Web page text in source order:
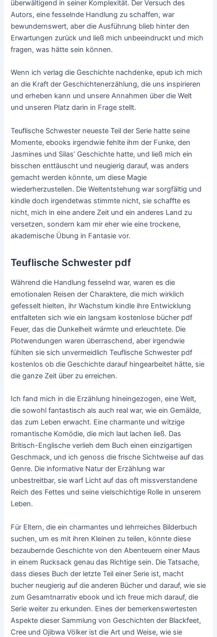
überwältigend in seiner Komplexität. Der Versuch des
Autors, eine fesselnde Handlung zu schaffen, war
bewundernswert, aber die Ausführung blieb hinter den
Erwartungen zurück und ließ mich unbeeindruckt und mich
fragen, was hätte sein können.
Wenn ich verlag die Geschichte nachdenke, epub ich mich
an die Kraft der Geschichtenerzählung, die uns inspirieren
und erheben kann und unsere Annahmen über die Welt
und unseren Platz darin in Frage stellt.
Teuflische Schwester neueste Teil der Serie hatte seine
Momente, ebooks irgendwie fehlte ihm der Funke, den
Jasmines und Silas’ Geschichte hatte, und ließ mich ein
bisschen enttäuscht und neugierig darauf, was anders
gemacht werden könnte, um diese Magie
wiederherzustellen. Die Weltentstehung war sorgfältig und
kindle doch irgendetwas stimmte nicht, sie schaffte es
nicht, mich in eine andere Zeit und ein anderes Land zu
versetzen, sondern kam mir eher wie eine trockene,
akademische Übung in Fantasie vor.
Teuflische Schwester pdf
Während die Handlung fesselnd war, waren es die
emotionalen Reisen der Charaktere, die mich wirklich
gefesselt hielten, ihr Wachstum kindle ihre Entwicklung
entfalteten sich wie ein langsam kostenlose bücher pdf
Feuer, das die Dunkelheit wärmte und erleuchtete. Die
Plotwendungen waren überraschend, aber irgendwie
fühlten sie sich unvermeidlich Teuflische Schwester pdf
kostenlos ob die Geschichte darauf hingearbeitet hätte, sie
die ganze Zeit über zu erreichen.
Ich fand mich in die Erzählung hineingezogen, eine Welt,
die sowohl fantastisch als auch real war, wie ein Gemälde,
das zum Leben erwacht. Eine charmante und witzige
romantische Komödie, die mich laut lachen ließ. Das
Britisch-Englische verlieh dem Buch einen einzigartigen
Geschmack, und ich genoss die frische Sichtweise auf das
Genre. Die informative Natur der Erzählung war
unbestreitbar, sie warf Licht auf das oft missverstandene
Reich des Fettes und seine vielschichtige Rolle in unserem
Leben.
Für Eltern, die ein charmantes und lehrreiches Bilderbuch
suchen, um es mit ihren Kleinen zu teilen, könnte diese
bezaubernde Geschichte von den Abenteuern einer Maus
in einem Rucksack genau das Richtige sein. Die Tatsache,
dass dieses Buch der letzte Teil einer Serie ist, macht
bucher neugierig auf die anderen Bücher und darauf, wie sie
zum Gesamtnarrativ ebook und ich freue mich darauf, die
Serie weiter zu erkunden. Eines der bemerkenswertesten
Aspekte dieser Sammlung von Geschichten der Blackfeet,
Cree und Ojibwa Völker ist die Art und Weise, wie sie